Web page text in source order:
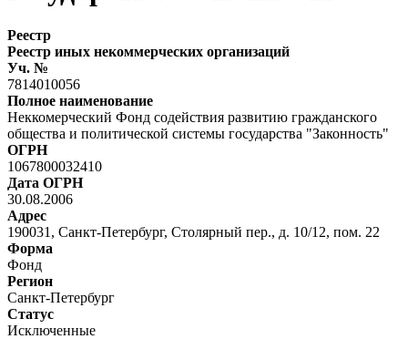
Реестр
Реестр иных некоммерческих организаций
Уч. №
7814010056
Полное наименование
Неккомерческий Фонд содействия развитию гражданского
общества и политической системы государства "Законность"
ОГРН
1067800032410
Дата ОГРН
30.08.2006
Адрес
190031, Санкт-Петербург, Столярный пер., д. 10/12, пом. 22
Форма
Фонд
Регион
Санкт-Петербург
Статус
Исключенные